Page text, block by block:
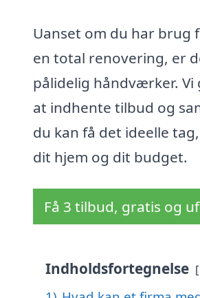
Uanset om du har brug
en total renovering, er
pålidelig håndværker.
at indhente tilbud og
du kan få det ideelle
dit hjem og dit budget.
Få 3 tilbud, gratis og
Indholdsfortegnelse